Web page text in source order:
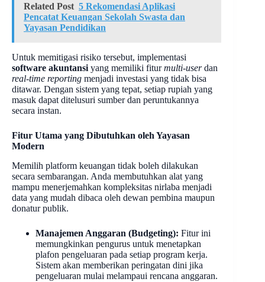
Related Post 5 Rekomendasi Aplikasi
Pencatat Keuangan Sekolah Swasta dan
Yayasan Pendidikan
Untuk memitigasi risiko tersebut, implementasi
software akuntansi yang memiliki fiturmulti-userdan
real-time reporting menjadi investasi yang tidak bisa
ditawar. Dengan sistem yang tepat, setiap rupiah yang
masuk dapat ditelusuri sumber dan peruntukannya
secara instan.
Fitur Utama yang Dibutuhkan oleh Yayasan
Modern
Memilih platform keuangan tidak boleh dilakukan
secara sembarangan. Anda membutuhkan alat yang
mampu menerjemahkan kompleksitas nirlaba menjadi
data yang mudah dibaca oleh dewan pembina maupun
donatur publik.
Manajemen Anggaran (Budgeting): Fitur ini
memungkinkan pengurus untuk menetapkan
plafon pengeluaran pada setiap program kerja.
Sistem akan memberikan peringatan dini jika
pengeluaran mulai melampaui rencana anggaran.